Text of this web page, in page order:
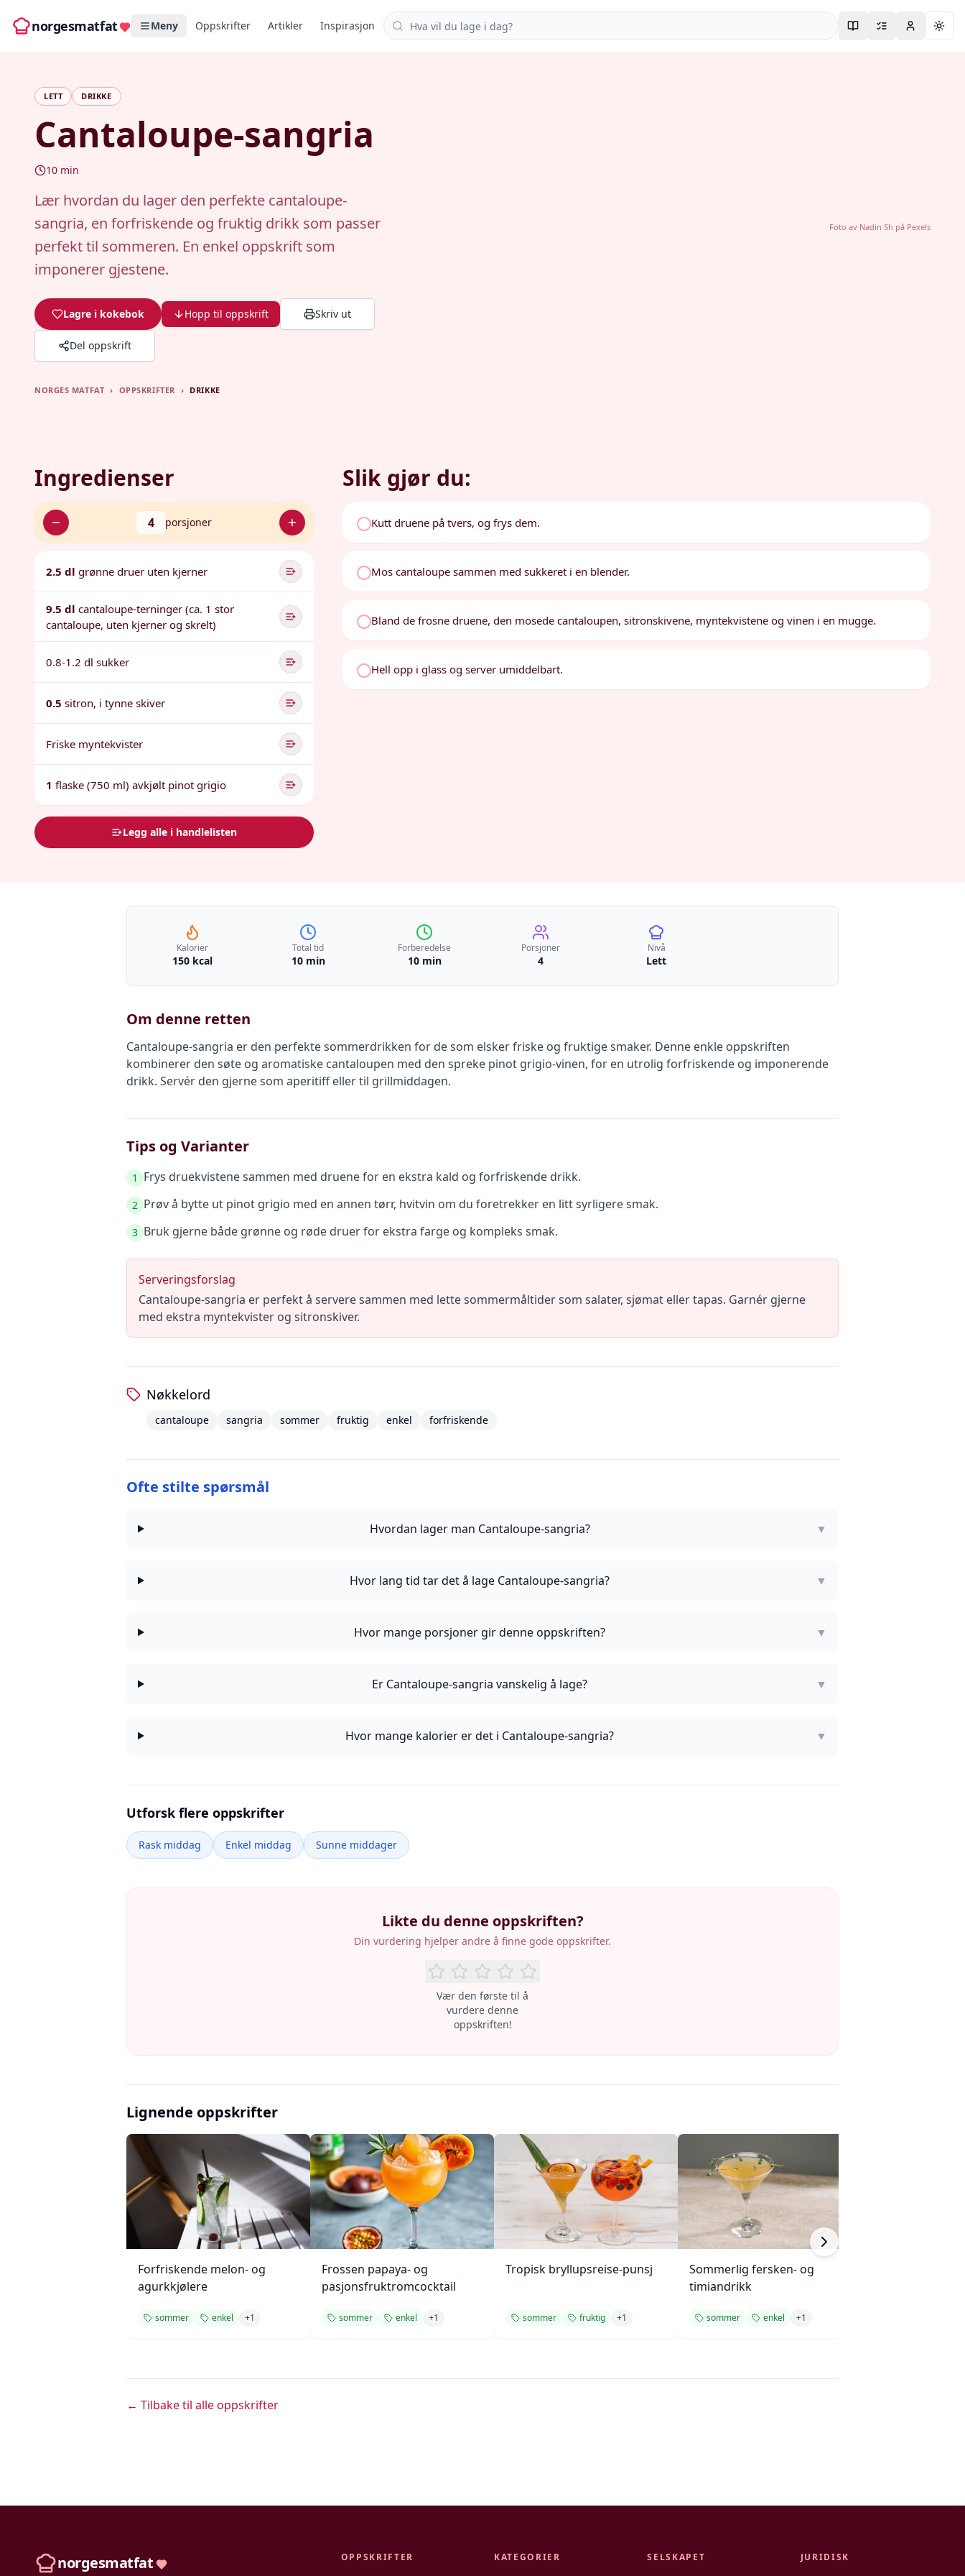
norgesmatfat Meny Oppskrifter Artikler Inspirasjon Søk i oppskrifter
LETT DRIKKE
Cantaloupe-sangria
10 min
Lær hvordan du lager den perfekte cantaloupe-
sangria, en forfriskende og fruktig drikk som passer
perfekt til sommeren. En enkel oppskrift som
imponerer gjestene.
Lagre i kokebok Hopp til oppskrift Skriv ut
Del oppskrift
Foto av Nadin Sh på Pexels
NORGES MATFAT › OPPSKRIFTER › DRIKKE
Ingredienser
4 porsjoner
2.5 dl grønne druer uten kjerner
9.5 dl cantaloupe-terninger (ca. 1 stor
cantaloupe, uten kjerner og skrelt)
0.8-1.2 dl sukker
0.5 sitron, i tynne skiver
Friske myntekvister
1 flaske (750 ml) avkjølt pinot grigio
Legg alle i handlelisten
Slik gjør du:
Kutt druene på tvers, og frys dem.
Mos cantaloupe sammen med sukkeret i en blender.
Bland de frosne druene, den mosede cantaloupen, sitronskivene, myntekvistene og vinen i en mugge.
Hell opp i glass og server umiddelbart.
Kalorier
150 kcal
Total tid
10 min
Forberedelse
10 min
Porsjoner
4
Nivå
Lett
Om denne retten
Cantaloupe-sangria er den perfekte sommerdrikken for de som elsker friske og fruktige smaker. Denne enkle oppskriften
kombinerer den søte og aromatiske cantaloupen med den spreke pinot grigio-vinen, for en utrolig forfriskende og imponerende
drikk. Servér den gjerne som aperitiff eller til grillmiddagen.
Tips og Varianter
1 Frys druekvistene sammen med druene for en ekstra kald og forfriskende drikk.
2 Prøv å bytte ut pinot grigio med en annen tørr, hvitvin om du foretrekker en litt syrligere smak.
3 Bruk gjerne både grønne og røde druer for ekstra farge og kompleks smak.
Serveringsforslag
Cantaloupe-sangria er perfekt å servere sammen med lette sommermåltider som salater, sjømat eller tapas. Garnér gjerne
med ekstra myntekvister og sitronskiver.
Nøkkelord
cantaloupe sangria sommer fruktig enkel forfriskende
Ofte stilte spørsmål
Hvordan lager man Cantaloupe-sangria? ▼
Hvor lang tid tar det å lage Cantaloupe-sangria? ▼
Hvor mange porsjoner gir denne oppskriften? ▼
Er Cantaloupe-sangria vanskelig å lage? ▼
Hvor mange kalorier er det i Cantaloupe-sangria? ▼
Utforsk flere oppskrifter
Rask middag Enkel middag Sunne middager
Likte du denne oppskriften?
Din vurdering hjelper andre å finne gode oppskrifter.
Vær den første til å
vurdere denne
oppskriften!
Lignende oppskrifter
Forfriskende melon- og
agurkkjølere
sommer enkel +1
Frossen papaya- og
pasjonsfruktromcocktail
sommer enkel +1
Tropisk bryllupsreise-punsj
sommer fruktig +1
Sommerlig fersken- og
timiandrikk
sommer enkel +1
← Tilbake til alle oppskrifter
norgesmatfat OPPSKRIFTER KATEGORIER SELSKAPET JURIDISK